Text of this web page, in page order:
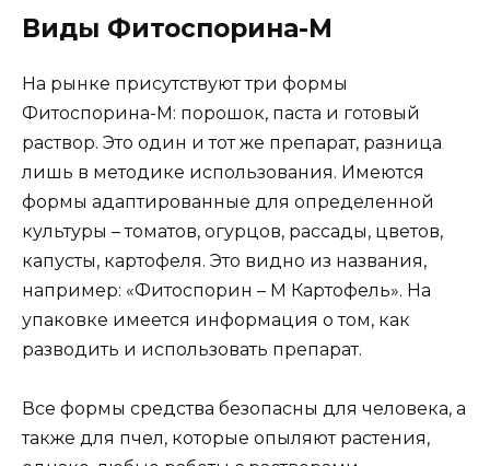
Виды Фитоспорина-М
На рынке присутствуют три формы
Фитоспорина-М: порошок, паста и готовый
раствор. Это один и тот же препарат, разница
лишь в методике использования. Имеются
формы адаптированные для определенной
культуры – томатов, огурцов, рассады, цветов,
капусты, картофеля. Это видно из названия,
например: «Фитоспорин – М Картофель». На
упаковке имеется информация о том, как
разводить и использовать препарат.
Все формы средства безопасны для человека, а
также для пчел, которые опыляют растения,